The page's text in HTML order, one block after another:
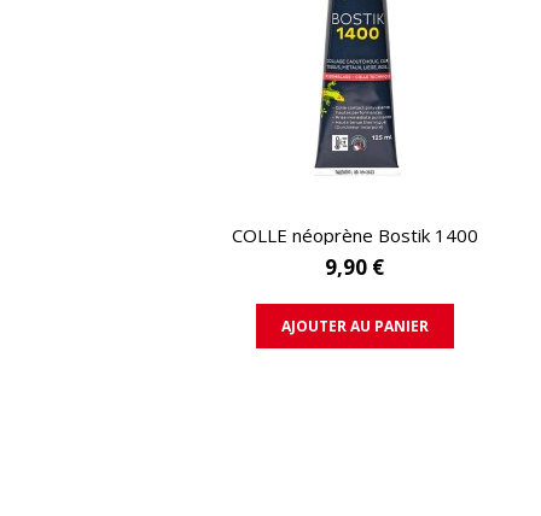
APERÇU RAPIDE
COLLE néoprène Bostik 1400
9,90 €
AJOUTER AU PANIER